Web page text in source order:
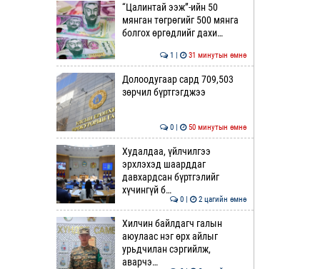
“Цалинтай ээж”-ийн 50
мянган төгрөгийг 500 мянга
болгох өргөдлийг дахи…
1 | 31 минутын өмнө
Долоодугаар сард 709,503
зөрчил бүртгэгджээ
0 | 50 минутын өмнө
Худалдаа, үйлчилгээ
эрхлэхэд шаарддаг
давхардсан бүртгэлийг
хүчингүй б…
0 | 2 цагийн өмнө
Хилчин байлдагч галын
аюулаас нэг өрх айлыг
урьдчилан сэргийлж,
аварчэ…